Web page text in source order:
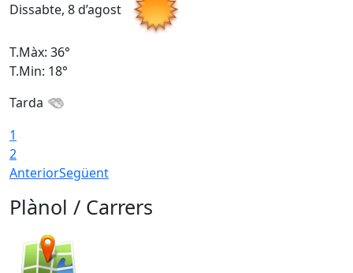
Dissabte, 8 d’agost
T.Màx: 36°
T.Min: 18°
Tarda
1
2
AnteriorSegüent
Plànol / Carrers